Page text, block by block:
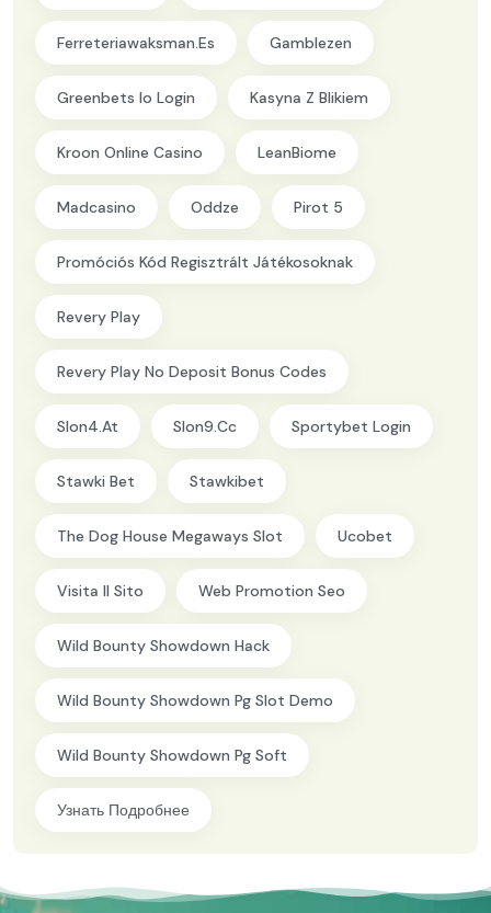
Ferreteriawaksman.es Gamblezen
Greenbets Io Login Kasyna Z Blikiem
Kroon Online Casino LeanBiome
Madcasino Oddze Pirot 5
Promóciós Kód Regisztrált Játékosoknak
Revery Play
Revery Play No Deposit Bonus Codes
Slon4.at Slon9.cc Sportybet Login
Stawki Bet Stawkibet
The Dog House Megaways Slot Ucobet
Visita Il Sito Web Promotion Seo
Wild Bounty Showdown Hack
Wild Bounty Showdown Pg Slot Demo
Wild Bounty Showdown Pg Soft
Узнать Подробнее